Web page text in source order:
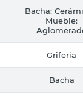
Bacha:
Mueble:
Grifería
Bacha